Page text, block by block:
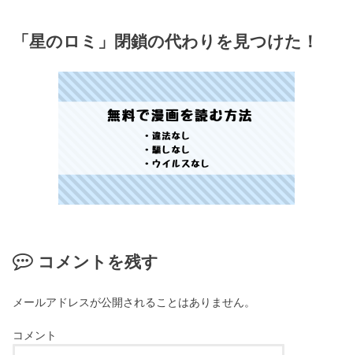
「星のロミ」閉鎖の代わりを見つけた！
コメントを残す
メールアドレスが公開されることはありません。
コメント